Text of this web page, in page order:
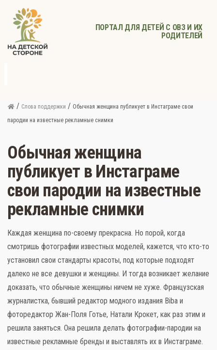
ПОРТАЛ ДЛЯ ДЕТЕЙ С ОВЗ И ИХ
РОДИТЕЛЕЙ
Слова поддержки
Детское видео
Детские игры
Стихи
/ Слова поддержки / Обычная женщина публикует в Инстаграме свои
пародии на известные рекламные снимки
Обычная женщина
публикует в Инстаграме
свои пародии на известные
рекламные снимки
Каждая женщина по-своему прекрасна. Но порой, когда
смотришь фотографии известных моделей, кажется, что кто-то
установил свои стандарты красоты, под которые подходят
далеко не все девушки и женщины. И тогда возникает желание
доказать, что обычные женщины ничем не хуже. Французская
журналистка, бывший редактор модного издания Biba и
фоторедактор Жан-Поля Готье, Натали Крокет, как раз этим и
решила заняться. Она решила делать фотографии-пародии на
известные рекламные бренды и выставлять их в Инстаграме.